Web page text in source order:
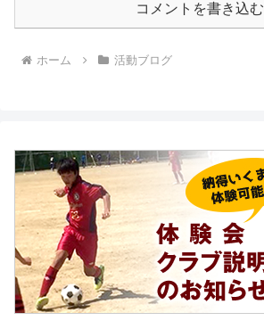
コメントを書き込む
ホーム 活動ブログ